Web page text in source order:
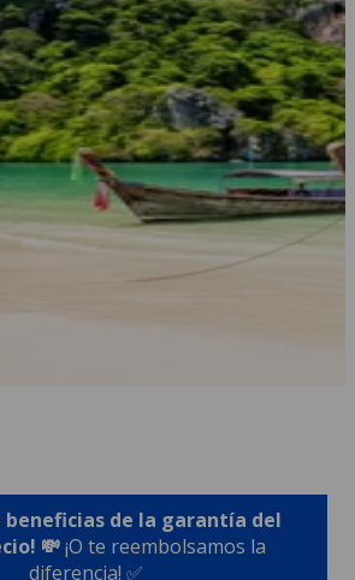
beneficias de la garantía del
💸¡O te reembolsamos la
diferencia! ✅